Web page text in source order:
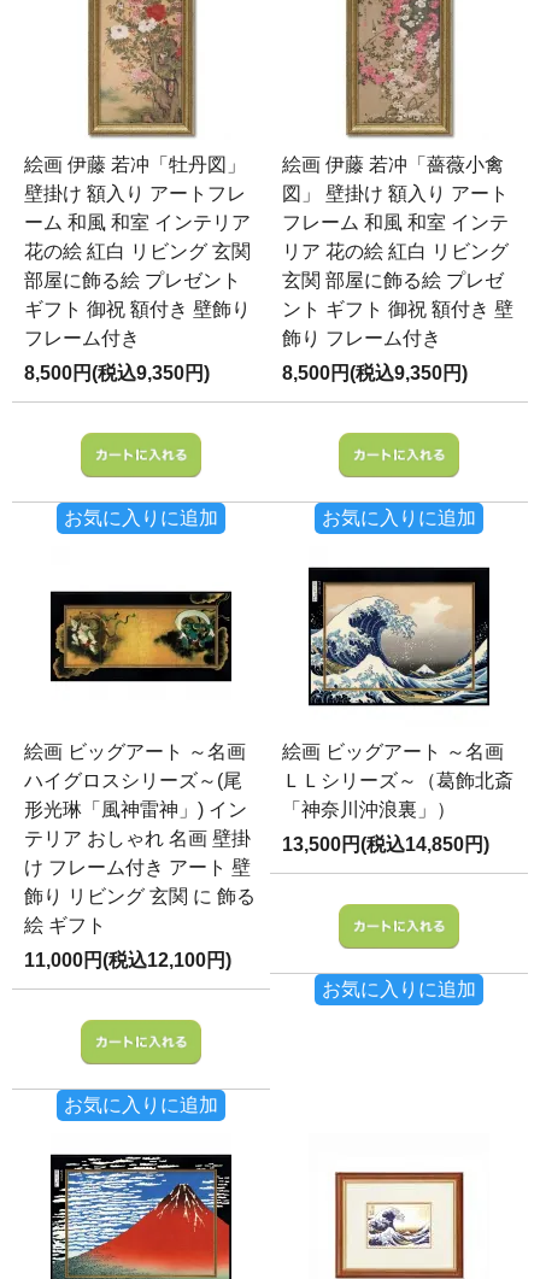
絵画 伊藤 若冲「牡丹図」
壁掛け 額入り アートフレ
ーム 和風 和室 インテリア
花の絵 紅白 リビング 玄関
部屋に飾る絵 プレゼント
ギフト 御祝 額付き 壁飾り
フレーム付き
8,500円(税込9,350円)
お気に入りに追加
絵画 伊藤 若冲「薔薇小禽
図」 壁掛け 額入り アート
フレーム 和風 和室 インテ
リア 花の絵 紅白 リビング
玄関 部屋に飾る絵 プレゼ
ント ギフト 御祝 額付き 壁
飾り フレーム付き
8,500円(税込9,350円)
お気に入りに追加
絵画 ビッグアート ～名画
ハイグロスシリーズ～(尾
形光琳「風神雷神」) イン
テリア おしゃれ 名画 壁掛
け フレーム付き アート 壁
飾り リビング 玄関 に 飾る
絵 ギフト
11,000円(税込12,100円)
お気に入りに追加
絵画 ビッグアート ～名画
ＬＬシリーズ～（葛飾北斎
「神奈川沖浪裏」）
13,500円(税込14,850円)
お気に入りに追加